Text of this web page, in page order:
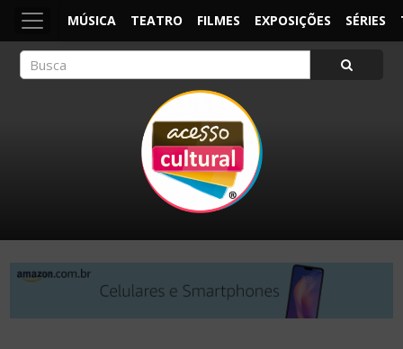
MÚSICA TEATRO FILMES EXPOSIÇÕES SÉRIES